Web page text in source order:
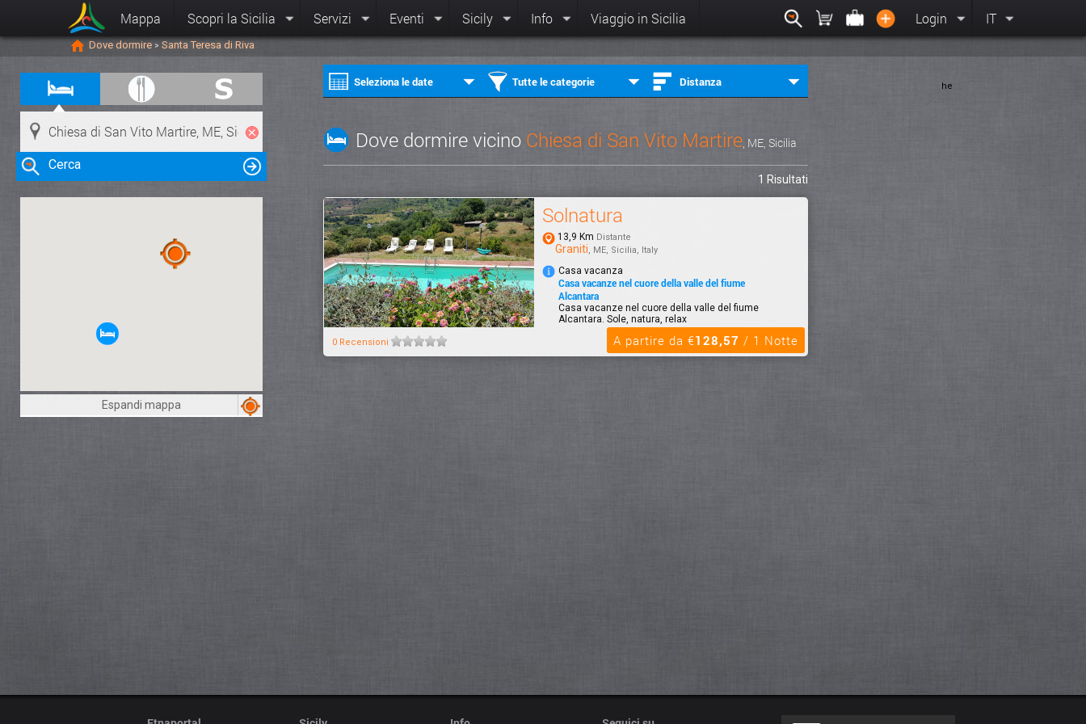
Mappa Scopri la Sicilia Servizi Eventi Sicily Info Viaggio in Sicilia Login IT
Dove dormire > Santa Teresa di Riva
Cerca
Clicca su una risorsa nella mappa
Espandi mappa
Seleziona le date Tutte le categorie Distanza
Dove dormire vicino Chiesa di San Vito Martire , ME, Sicilia
1 Risultati
Solnatura
13,9 Km Distante
Graniti, ME, Sicilia, Italy
Casa vacanza
Casa vacanze nel cuore della valle del fiume
Alcantara
Casa vacanze nel cuore della valle del fiume
Alcantara. Sole, natura, relax
0 Recensioni A partire da €128,57 / 1 Notte
he